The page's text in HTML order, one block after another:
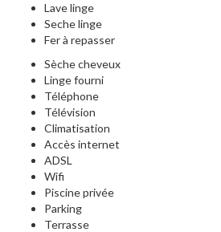
Lave linge
Seche linge
Fer à repasser
Sèche cheveux
Linge fourni
Téléphone
Télévision
Climatisation
Accès internet
ADSL
Wifi
Piscine privée
Parking
Terrasse